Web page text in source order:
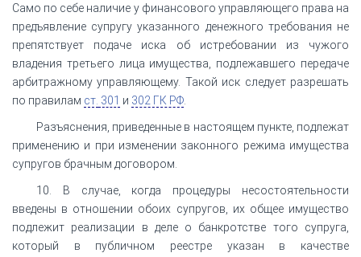
Само по себе наличие у финансового управляющего права на
предъявление супругу указанного денежного требования не
препятствует подаче иска об истребовании из чужого
владения третьего лица имущества, подлежавшего передаче
арбитражному управляющему. Такой иск следует разрешать
по правилам ст. 301 и 302 ГК РФ
Разъяснения, приведенные в настоящем пункте, подлежат
применению и при изменении законного режима имущества
супругов брачным договором.
10. В случае, когда процедуры несостоятельности
введены в отношении обоих супругов, их общее имущество
подлежит реализации в деле о банкротстве того супруга,
который в публичном реестре указан в качестве